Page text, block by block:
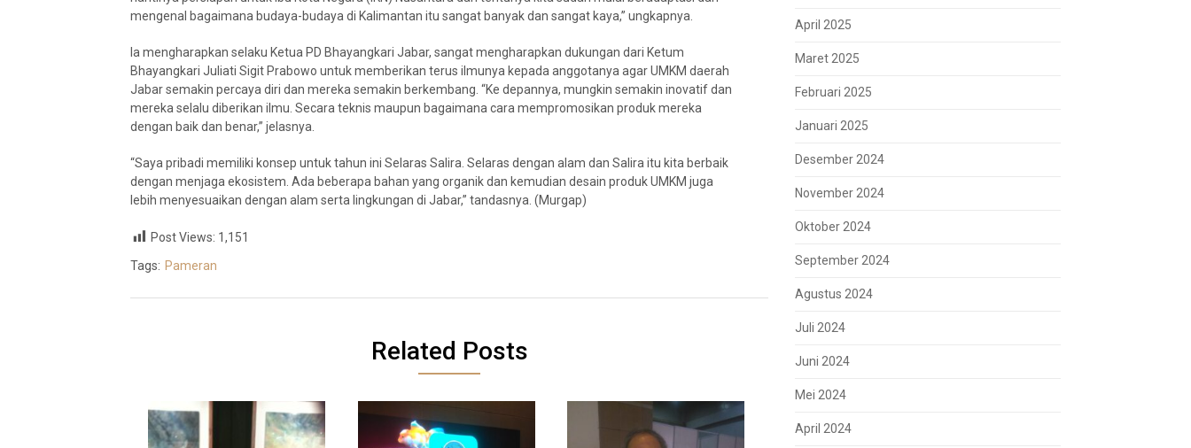
mengenal bagaimana budaya-budaya di Kalimantan itu sangat banyak dan sangat kaya,” ungkapnya.
Ia mengharapkan selaku Ketua PD Bhayangkari Jabar, sangat mengharapkan dukungan dari Ketum
Bhayangkari Juliati Sigit Prabowo untuk memberikan terus ilmunya kepada anggotanya agar UMKM daerah
Jabar semakin percaya diri dan mereka semakin berkembang. “Ke depannya, mungkin semakin inovatif dan
mereka selalu diberikan ilmu. Secara teknis maupun bagaimana cara mempromosikan produk mereka
dengan baik dan benar,” jelasnya.
“Saya pribadi memiliki konsep untuk tahun ini Selaras Salira. Selaras dengan alam dan Salira itu kita berbaik
dengan menjaga ekosistem. Ada beberapa bahan yang organik dan kemudian desain produk UMKM juga
lebih menyesuaikan dengan alam serta lingkungan di Jabar,” tandasnya. (Murgap)
Post Views: 1,151
Tags: Pameran
Related Posts
April 2025
Maret 2025
Februari 2025
Januari 2025
Desember 2024
November 2024
Oktober 2024
September 2024
Agustus 2024
Juli 2024
Juni 2024
Mei 2024
April 2024